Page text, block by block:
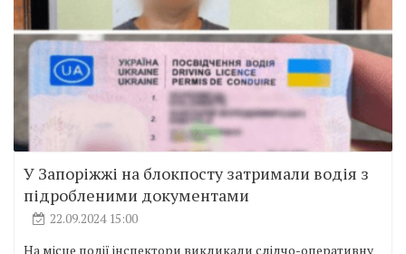
У Запоріжжі на блокпосту затримали водія з
підробленими документами
22.09.2024 15:00
На місце події інспектори викликали слідчо-оперативну